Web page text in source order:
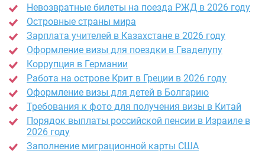
Невозвратные билеты на поезда РЖД в 2026 году
Островные страны мира
Зарплата учителей в Казахстане в 2026 году
Оформление визы для поездки в Гваделупу
Коррупция в Германии
Работа на острове Крит в Греции в 2026 году
Оформление визы для детей в Болгарию
Требования к фото для получения визы в Китай
Порядок выплаты российской пенсии в Израиле в
2026 году
Заполнение миграционной карты США